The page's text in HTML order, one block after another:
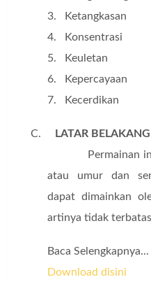
3. Ketangkasan
4. Konsentrasi
5. Keuletan
6. Kepercayaan
7. Kecerdikan
C.
LATAR
Permainan ini
atau umur dan
dapat dimainkan
artinya tidak
Baca Selengkapnya...
Download disini